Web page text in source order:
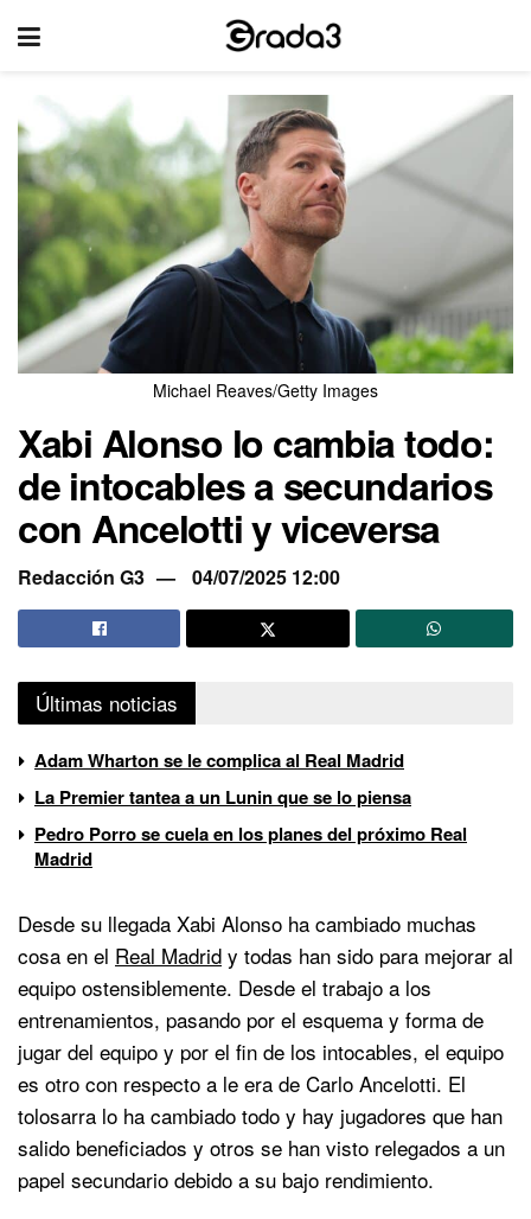
Michael Reaves/Getty Images
Xabi Alonso lo cambia todo:
de intocables a secundarios
con Ancelotti y viceversa
Redacción G3 04/07/2025 12:00
Últimas noticias
Adam Wharton se le complica al Real Madrid
La Premier tantea a un Lunin que se lo piensa
Pedro Porro se cuela en los planes del próximo Real
Madrid
Desde su llegada Xabi Alonso ha cambiado muchas
cosa en el Real Madrid y todas han sido para mejorar al
equipo ostensiblemente. Desde el trabajo a los
entrenamientos, pasando por el esquema y forma de
jugar del equipo y por el fin de los intocables, el equipo
es otro con respecto a le era de Carlo Ancelotti. El
tolosarra lo ha cambiado todo y hay jugadores que han
salido beneficiados y otros se han visto relegados a un
papel secundario debido a su bajo rendimiento.